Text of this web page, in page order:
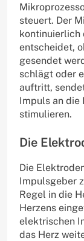
steuert. Der
kontinuierlich
entscheidet,
gesendet
schlägt oder
auftritt,
Impuls an die
stimulieren.
Die
Die
Impulsgeber
Regel in die
Herzens
elektrischen
das Herz